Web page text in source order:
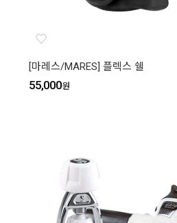
[마레스/MARES] 플렉스 쉘
55,000원